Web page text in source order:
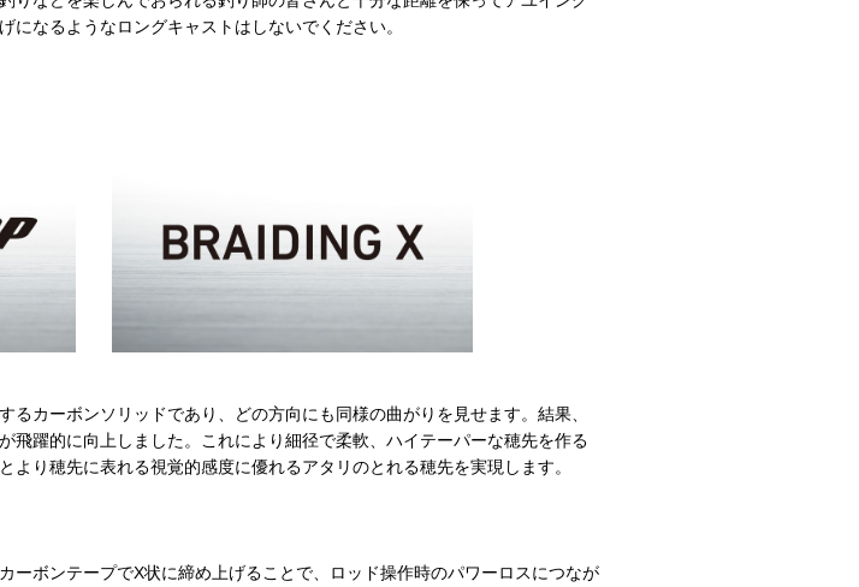
になるようなロングキャストはしないでください。
るカーボンソリッドであり、どの方向にも同様の曲がりを見せます。結果、
飛躍的に向上しました。これにより細径で柔軟、ハイテーパーな穂先を作る
より穂先に表れる視覚的感度に優れるアタリのとれる穂先を実現します。
ーボンテープでX状に締め上げることで、ロッド操作時のパワーロスにつなが